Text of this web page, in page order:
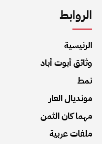
الروابط
الرئيسية
وثائق أبوت أباد
نمط
مونديال العار
مهما كان الثمن
ملفات عربية